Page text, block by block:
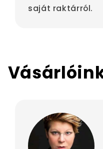
saját raktárról.